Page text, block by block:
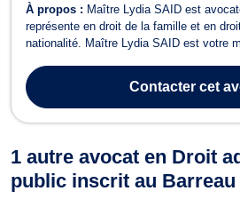
À propos : Maître Lydia SAID est
représente en droit de la famille et en
nationalité. Maître Lydia SAID est votre
d’assistance dans le cadre d’une
...
Contactercet
1 autre avocat en Droit
public inscrit au